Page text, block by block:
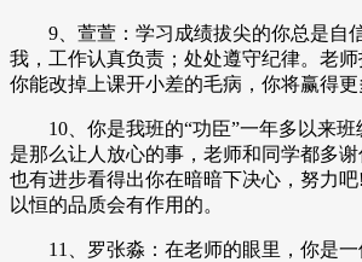
9、萱萱：学习成绩拔尖的你总是自
我，工作认真负责；处处遵守纪律。老
你能改掉上课开小差的毛病，你将赢得更
10、你是我班的“功臣”一年多以来班
是那么让人放心的事，老师和同学都多
也有进步看得出你在暗暗下决心，努力
以恒的品质会有作用的。
11、罗张淼：在老师的眼里，你是一